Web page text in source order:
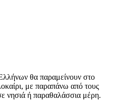
θα παραμείνουν στο
με παραπάνω από τους
νησιά ή παραθαλάσσια μέρη.